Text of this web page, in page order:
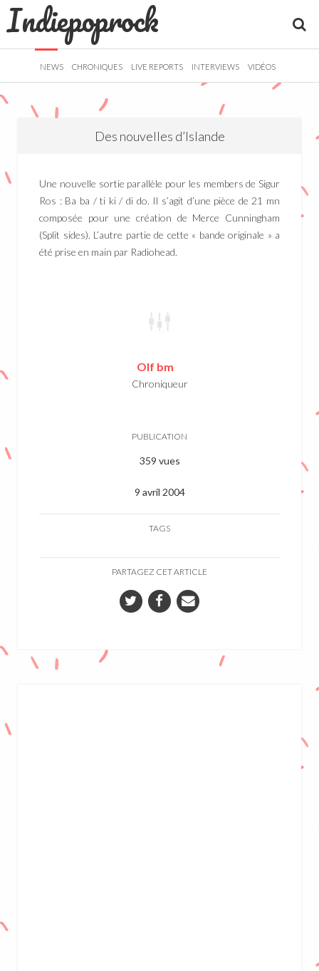
Indiepoprock
NEWS CHRONIQUES LIVE REPORTS INTERVIEWS VIDÉOS
Des nouvelles d’Islande
Une nouvelle sortie parallèle pour les members de Sigur
Ros : Ba ba / ti ki / di do. Il s’agit d’une pièce de 21 mn
composée pour une création de Merce Cunningham
(Split sides). L’autre partie de cette « bande originale » a
été prise en main par Radiohead.
Olf bm
Chroniqueur
PUBLICATION
359 vues
9 avril 2004
TAGS
PARTAGEZ CET ARTICLE